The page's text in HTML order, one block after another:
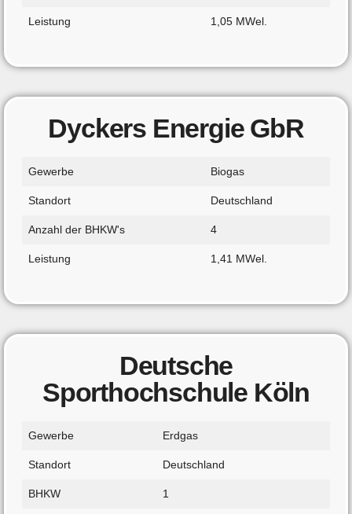
Leistung 1,05 MWel.
Dyckers Energie GbR
Gewerbe Biogas
Standort Deutschland
Anzahl der BHKW's 4
Leistung 1,41 MWel.
Deutsche
Sporthochschule Köln
Gewerbe Erdgas
Standort Deutschland
BHKW 1